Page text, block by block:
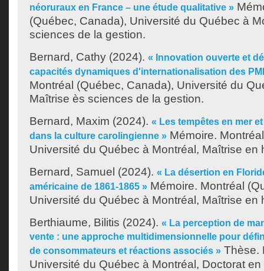
néoruraux en France – une étude qualitative »
(Québec, Canada), Université du Québec à
sciences de la gestion.
Bernard, Cathy (2024). « Innovation ouverte et
capacités dynamiques d'internationalisation des
Montréal (Québec, Canada), Université du
Maîtrise ès sciences de la gestion.
Bernard, Maxim (2024). « Les tempêtes en mer
dans la culture carolingienne » Mémoire.
Université du Québec à Montréal, Maîtrise en
Bernard, Samuel (2024). « La désertion en
américaine de 1861-1865 » Mémoire. Montréal
Université du Québec à Montréal, Maîtrise en
Berthiaume, Bilitis (2024). « La perception de
vente : une approche multidimensionnelle pour
de consommateurs et réactions associés » Thèse.
Université du Québec à Montréal, Doctorat